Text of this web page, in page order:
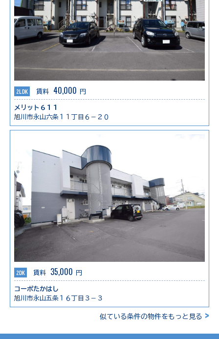
2LDK 賃料 40,000 円
メリット６１１
旭川市永山六条１１丁目６－２０
2DK 賃料 35,000 円
コーポたかはし
旭川市永山五条１６丁目３－３
似ている条件の物件をもっと見る >